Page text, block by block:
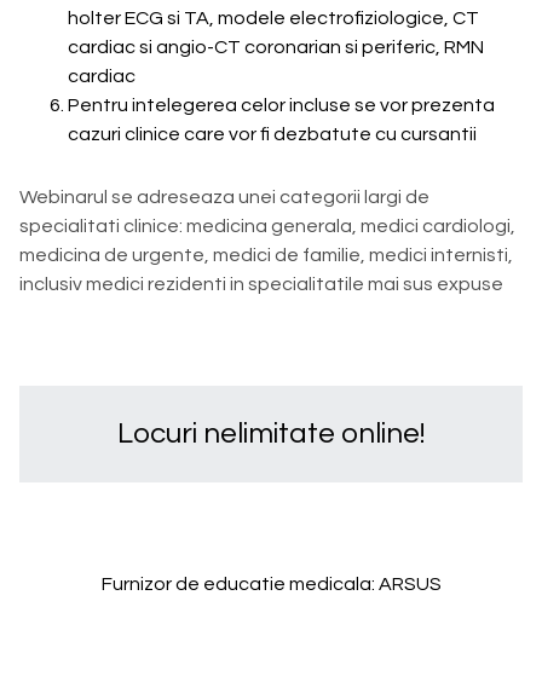
holter ECG si TA, modele electrofiziologice, CT
cardiac si angio-CT coronarian si periferic, RMN
cardiac
Pentru intelegerea celor incluse se vor prezenta
cazuri clinice care vor fi dezbatute cu cursantii
Webinarul se adreseaza unei categorii largi de
specialitati clinice: medicina generala, medici cardiologi,
medicina de urgente, medici de familie, medici internisti,
inclusiv medici rezidenti in specialitatile mai sus expuse
Locuri nelimitate online!
Furnizor de educatie medicala: ARSUS